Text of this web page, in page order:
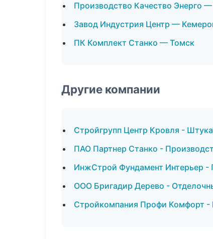
Производство Качество Энерго
Завод Индустрия Центр —
ПК Комплект Станко — Томск
Другие компании
Стройгрупп Центр Кровля -
ПАО Партнер Станко -
ИнжСтрой Фундамент Интерьер -
ООО Бригадир Дерево -
Стройкомпания Профи Комфорт -